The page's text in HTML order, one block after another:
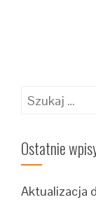
Szukaj:
Ostatnie
Aktualizacja